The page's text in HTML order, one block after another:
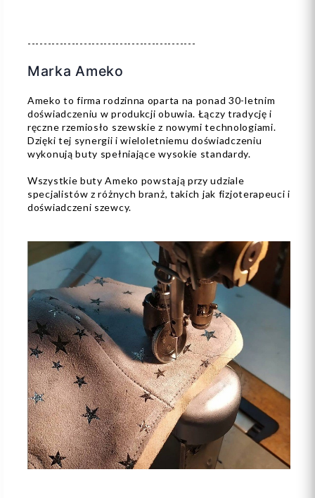
------------------------------------------
Marka Ameko
Ameko to firma rodzinna oparta na ponad 30-letnim
doświadczeniu w produkcji obuwia. Łączy tradycję i
ręczne rzemiosło szewskie z nowymi technologiami.
Dzięki tej synergii i wieloletniemu doświadczeniu
wykonują buty spełniające wysokie standardy.
Wszystkie buty Ameko powstają przy udziale
specjalistów z różnych branż, takich jak fizjoterapeuci i
doświadczeni szewcy.